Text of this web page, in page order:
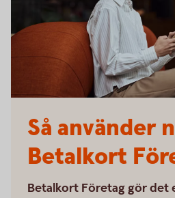
Så använder
Betalkort
Betalkort Företag gör det